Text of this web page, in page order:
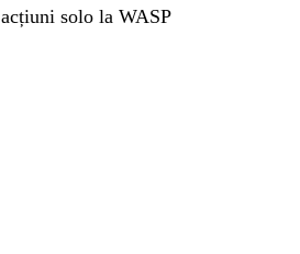
acțiuni solo la WASP